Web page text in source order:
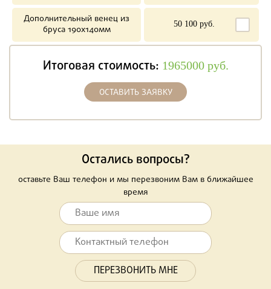
Дополнительный венец из
бруса 190х140мм
50 100 руб.
Итоговая стоимость: 1965000 руб.
ОСТАВИТЬ ЗАЯВКУ
Остались вопросы?
оставьте Ваш телефон и мы перезвоним Вам в ближайшее
время